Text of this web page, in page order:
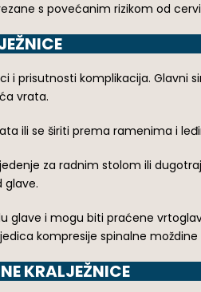
s povećanim rizikom od
i prisutnosti komplikacija. Glavni
vrata.
ili se širiti prema ramenima i
za radnim stolom ili
glave.
glave i mogu biti praćene
kompresije spinalne moždine
KRALJEŽNICE